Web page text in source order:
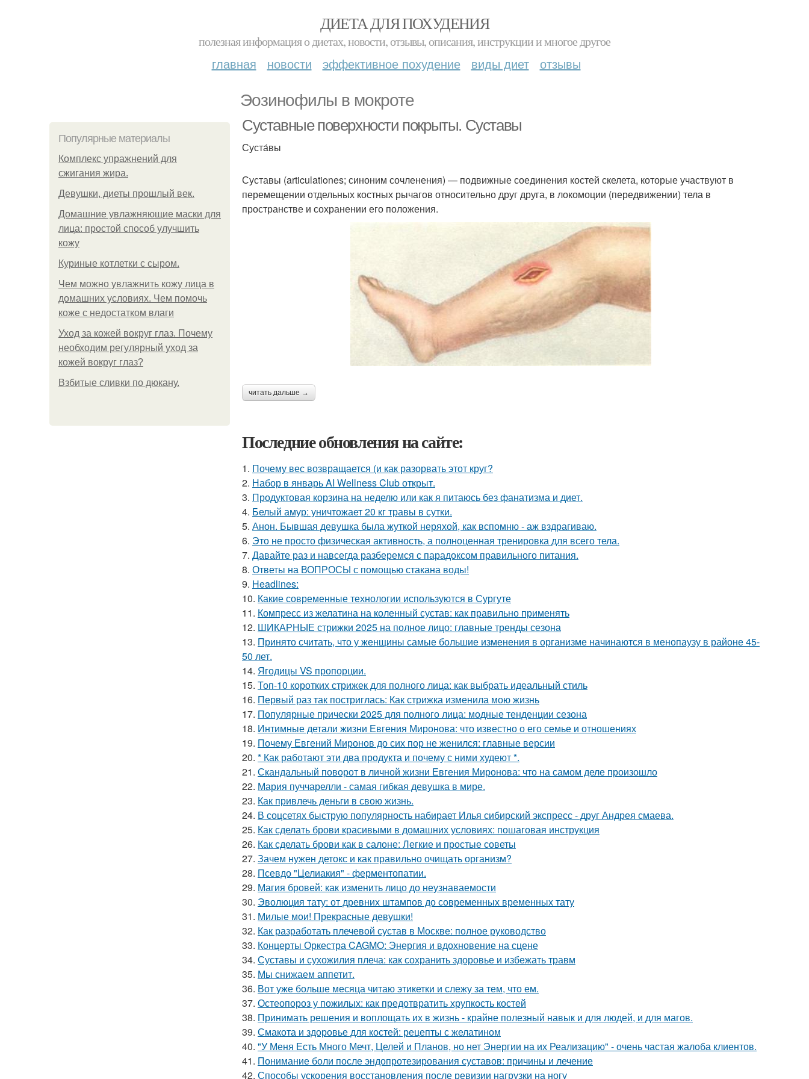
ДИЕТА ДЛЯ ПОХУДЕНИЯ
полезная информация о диетах, новости, отзывы, описания, инструкции и многое другое
главная новости эффективное похудение виды диет отзывы
Эозинофилы в мокроте
Популярные материалы
Комплекс упражнений для
сжигания жира.
Девушки, диеты прошлый век.
Домашние увлажняющие маски для
лица: простой способ улучшить
кожу
Куриные котлетки с сыром.
Чем можно увлажнить кожу лица в
домашних условиях. Чем помочь
коже с недостатком влаги
Уход за кожей вокруг глаз. Почему
необходим регулярный уход за
кожей вокруг глаз?
Взбитые сливки по дюкану.
Суставные поверхности покрыты. Суставы
Суста́вы
Суставы (articulationes; синоним сочленения) — подвижные соединения костей скелета, которые участвуют в
перемещении отдельных костных рычагов относительно друг друга, в локомоции (передвижении) тела в
пространстве и сохранении его положения.
читать дальше →
Последние обновления на сайте:
1. Почему вес возвращается (и как разорвать этот круг?
2. Набор в январь AI Wellness Club открыт.
3. Продуктовая корзина на неделю или как я питаюсь без фанатизма и диет.
4. Белый амур: уничтожает 20 кг травы в сутки.
5. Анон. Бывшая девушка была жуткой неряхой, как вспомню - аж вздрагиваю.
6. Это не просто физическая активность, а полноценная тренировка для всего тела.
7. Давайте раз и навсегда разберемся с парадоксом правильного питания.
8. Ответы на ВОПРОСЫ с помощью стакана воды!
9. Headlines:
10. Какие современные технологии используются в Сургуте
11. Компресс из желатина на коленный сустав: как правильно применять
12. ШИКАРНЫЕ стрижки 2025 на полное лицо: главные тренды сезона
13. Принято считать, что у женщины самые большие изменения в организме начинаются в менопаузу в районе 45-
50 лет.
14. Ягодицы VS пропорции.
15. Топ-10 коротких стрижек для полного лица: как выбрать идеальный стиль
16. Первый раз так постриглась: Как стрижка изменила мою жизнь
17. Популярные прически 2025 для полного лица: модные тенденции сезона
18. Интимные детали жизни Евгения Миронова: что известно о его семье и отношениях
19. Почему Евгений Миронов до сих пор не женился: главные версии
20. * Как работают эти два продукта и почему с ними худеют *.
21. Скандальный поворот в личной жизни Евгения Миронова: что на самом деле произошло
22. Мария пуччарелли - самая гибкая девушка в мире.
23. Как привлечь деньги в свою жизнь.
24. В соцсетях быструю популярность набирает Илья сибирский экспресс - друг Андрея смаева.
25. Как сделать брови красивыми в домашних условиях: пошаговая инструкция
26. Как сделать брови как в салоне: Легкие и простые советы
27. Зачем нужен детокс и как правильно очищать организм?
28. Псевдо "Целиакия" - ферментопатии.
29. Магия бровей: как изменить лицо до неузнаваемости
30. Эволюция тату: от древних штампов до современных временных тату
31. Милые мои! Прекрасные девушки!
32. Как разработать плечевой сустав в Москве: полное руководство
33. Концерты Оркестра CAGMO: Энергия и вдохновение на сцене
34. Суставы и сухожилия плеча: как сохранить здоровье и избежать травм
35. Мы снижаем аппетит.
36. Вот уже больше месяца читаю этикетки и слежу за тем, что ем.
37. Остеопороз у пожилых: как предотвратить хрупкость костей
38. Принимать решения и воплощать их в жизнь - крайне полезный навык и для людей, и для магов.
39. Смакота и здоровье для костей: рецепты с желатином
40. "У Меня Есть Много Мечт, Целей и Планов, но нет Энергии на их Реализацию" - очень частая жалоба клиентов.
41. Понимание боли после эндопротезирования суставов: причины и лечение
42. Способы ускорения восстановления после ревизии нагрузки на ногу